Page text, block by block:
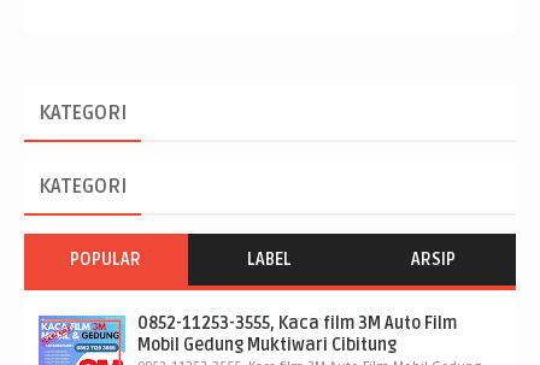
KATEGORI
KATEGORI
POPULAR LABEL ARSIP
0852-11253-3555, Kaca film 3M Auto Film
Mobil Gedung Muktiwari Cibitung